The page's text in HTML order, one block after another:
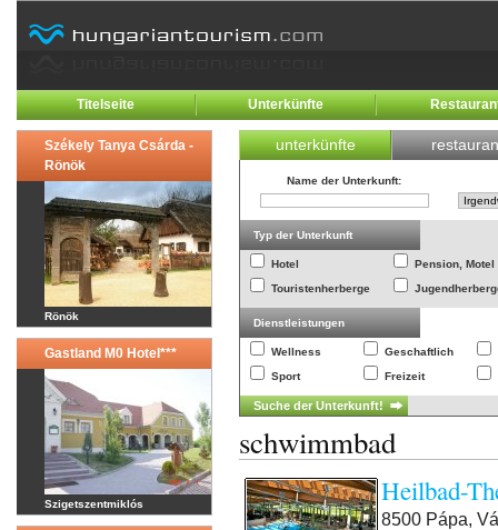
Titelseite Unterkünfte
Székely Tanya Csárda -
Rönök
Rönök
Gastland M0 Hotel***
Szigetszentmiklós
unterkünfte
Name der Unterkunft:
Typ der Unterkunft
Hotel
Pension, Motel
Touristenherberge
Dienstleistungen
Wellness
Geschaftlich
Sport
Freizeit
schwimmbad
Heilbad-
8500 Pápa,